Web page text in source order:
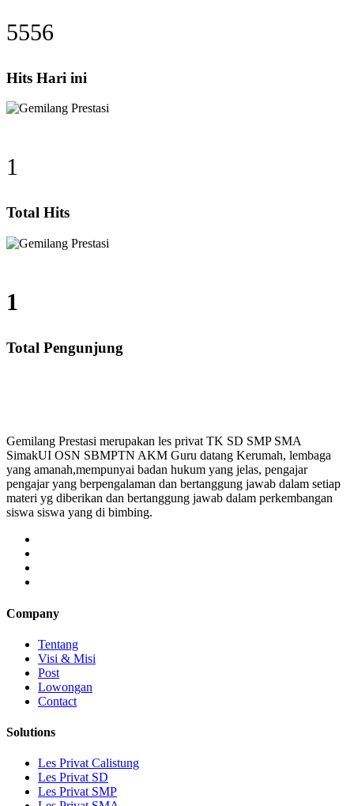
5556
Hits Hari ini
1
Total Hits
1
Total Pengunjung
Gemilang Prestasi merupakan les privat TK SD SMP SMA
SimakUI OSN SBMPTN AKM Guru datang Kerumah, lembaga
yang amanah,mempunyai badan hukum yang jelas, pengajar
pengajar yang berpengalaman dan bertanggung jawab dalam setiap
materi yg diberikan dan bertanggung jawab dalam perkembangan
siswa siswa yang di bimbing.
Company
Tentang
Visi & Misi
Post
Lowongan
Contact
Solutions
Les Privat Calistung
Les Privat SD
Les Privat SMP